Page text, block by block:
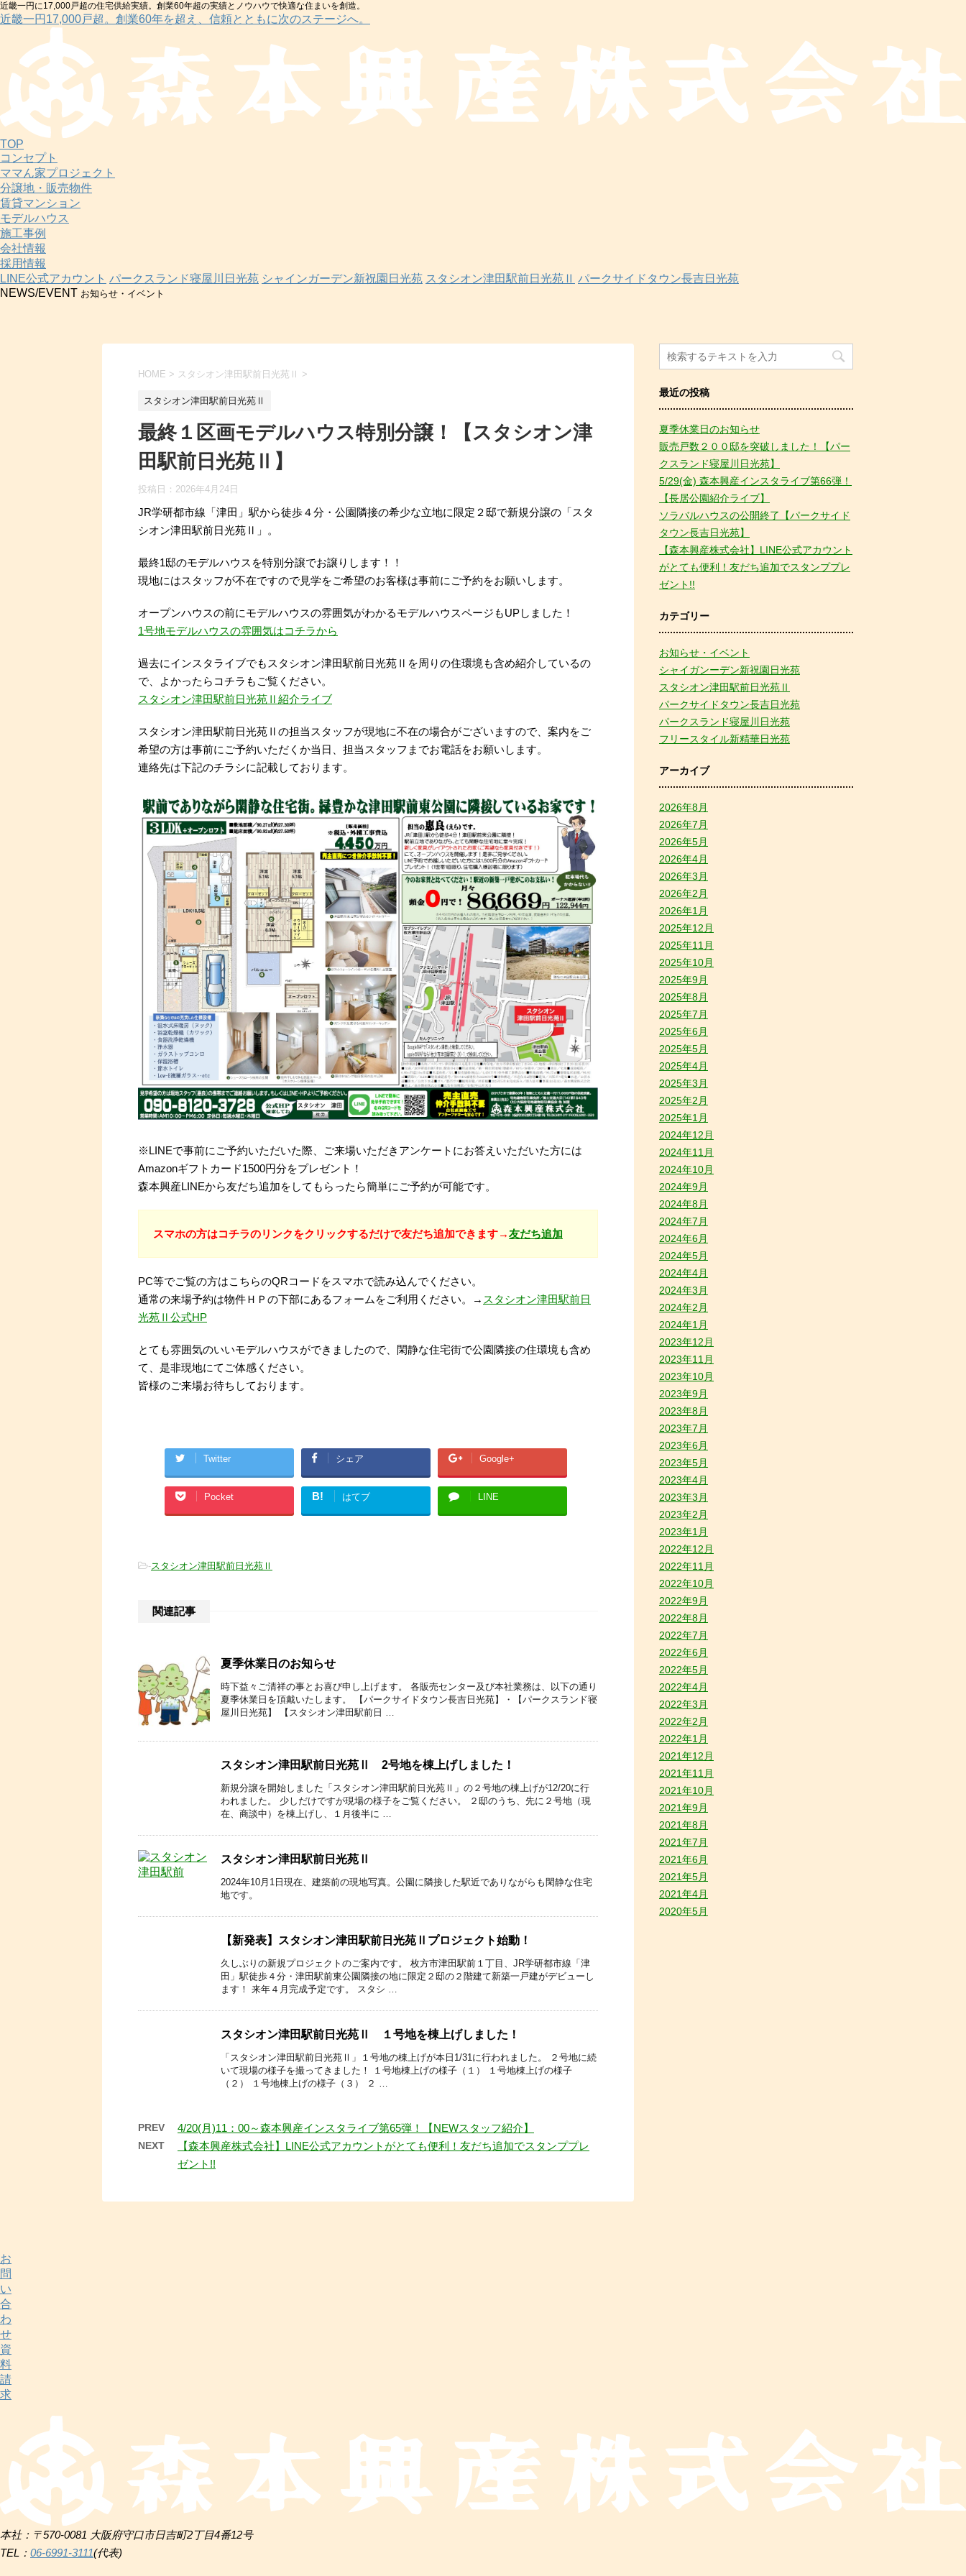
近畿一円に17,000戸超の住宅供給実績。創業60年超の実績とノウハウで快適な住まいを創造。
近畿一円17,000戸超。創業60年を超え、信頼とともに次のステージへ。
TOP
コンセプト
ママん家プロジェクト
分譲地・販売物件
賃貸マンション
モデルハウス
施工事例
会社情報
採用情報
LINE公式アカウント パークスランド寝屋川日光苑 シャインガーデン新祝園日光苑 スタシオン津田駅前日光苑Ⅱ パークサイドタウン長吉日光苑
NEWS/EVENT お知らせ・イベント
HOME > スタシオン津田駅前日光苑Ⅱ >
スタシオン津田駅前日光苑Ⅱ
最終１区画モデルハウス特別分譲！【スタシオン津
田駅前日光苑Ⅱ】
投稿日： 2026年4月24日
JR学研都市線「津田」駅から徒歩４分・公園隣接の希少な立地に限定２邸で新規分譲の「スタ
シオン津田駅前日光苑Ⅱ」。
最終1邸のモデルハウスを特別分譲でお譲りします！！
現地にはスタッフが不在ですので見学をご希望のお客様は事前にご予約をお願いします。
オープンハウスの前にモデルハウスの雰囲気がわかるモデルハウスページもUPしました！
1号地モデルハウスの雰囲気はコチラから
過去にインスタライブでもスタシオン津田駅前日光苑Ⅱを周りの住環境も含め紹介しているの
で、よかったらコチラもご覧ください。
スタシオン津田駅前日光苑Ⅱ紹介ライブ
スタシオン津田駅前日光苑Ⅱの担当スタッフが現地に不在の場合がございますので、案内をご
希望の方は事前にご予約いただくか当日、担当スタッフまでお電話をお願いします。
連絡先は下記のチラシに記載しております。
※LINEで事前にご予約いただいた際、ご来場いただきアンケートにお答えいただいた方には
Amazonギフトカード1500円分をプレゼント！
森本興産LINEから友だち追加をしてもらったら簡単にご予約が可能です。
スマホの方はコチラのリンクをクリックするだけで友だち追加できます→友だち追加
PC等でご覧の方はこちらのQRコードをスマホで読み込んでください。
通常の来場予約は物件ＨＰの下部にあるフォームをご利用ください。→ スタシオン津田駅前日
光苑Ⅱ公式HP
とても雰囲気のいいモデルハウスができましたので、閑静な住宅街で公園隣接の住環境も含め
て、是非現地にてご体感ください。
皆様のご来場お待ちしております。
Twitter シェア Google+
Pocket B! はてブ LINE
-スタシオン津田駅前日光苑Ⅱ
関連記事
夏季休業日のお知らせ
時下益々ご清祥の事とお喜び申し上げます。 各販売センター及び本社業務は、以下の通り
夏季休業日を頂戴いたします。 【パークサイドタウン長吉日光苑】・【パークスランド寝
屋川日光苑】 【スタシオン津田駅前日 …
スタシオン津田駅前日光苑Ⅱ 2号地を棟上げしました！
新規分譲を開始しました「スタシオン津田駅前日光苑Ⅱ」の２号地の棟上げが12/20に行
われました。 少しだけですが現場の様子をご覧ください。 ２邸のうち、先に２号地（現
在、商談中）を棟上げし、１月後半に …
スタシオン津田駅前日光苑Ⅱ
2024年10月1日現在、建築前の現地写真。公園に隣接した駅近でありながらも閑静な住宅
地です。
【新発表】スタシオン津田駅前日光苑Ⅱプロジェクト始動！
久しぶりの新規プロジェクトのご案内です。 枚方市津田駅前１丁目、JR学研都市線「津
田」駅徒歩４分・津田駅前東公園隣接の地に限定２邸の２階建て新築一戸建がデビューし
ます！ 来年４月完成予定です。 スタシ …
スタシオン津田駅前日光苑Ⅱ １号地を棟上げしました！
「スタシオン津田駅前日光苑Ⅱ」１号地の棟上げが本日1/31に行われました。 ２号地に続
いて現場の様子を撮ってきました！ １号地棟上げの様子（１） １号地棟上げの様子
（２） １号地棟上げの様子（３） ２ …
PREV 4/20(月)11：00～森本興産インスタライブ第65弾！【NEWスタッフ紹介】
NEXT
【森本興産株式会社】LINE公式アカウントがとても便利！友だち追加でスタンププレ
ゼント!!
最近の投稿
夏季休業日のお知らせ
販売戸数２００邸を突破しました！【パー
クスランド寝屋川日光苑】
5/29(金) 森本興産インスタライブ第66弾！
【長居公園紹介ライブ】
ソラバルハウスの公開終了【パークサイド
タウン長吉日光苑】
【森本興産株式会社】LINE公式アカウント
がとても便利！友だち追加でスタンププレ
ゼント!!
カテゴリー
お知らせ・イベント
シャイガンーデン新祝園日光苑
スタシオン津田駅前日光苑Ⅱ
パークサイドタウン長吉日光苑
パークスランド寝屋川日光苑
フリースタイル新精華日光苑
アーカイブ
2026年8月
2026年7月
2026年5月
2026年4月
2026年3月
2026年2月
2026年1月
2025年12月
2025年11月
2025年10月
2025年9月
2025年8月
2025年7月
2025年6月
2025年5月
2025年4月
2025年3月
2025年2月
2025年1月
2024年12月
2024年11月
2024年10月
2024年9月
2024年8月
2024年7月
2024年6月
2024年5月
2024年4月
2024年3月
2024年2月
2024年1月
2023年12月
2023年11月
2023年10月
2023年9月
2023年8月
2023年7月
2023年6月
2023年5月
2023年4月
2023年3月
2023年2月
2023年1月
2022年12月
2022年11月
2022年10月
2022年9月
2022年8月
2022年7月
2022年6月
2022年5月
2022年4月
2022年3月
2022年2月
2022年1月
2021年12月
2021年11月
2021年10月
2021年9月
2021年8月
2021年7月
2021年6月
2021年5月
2021年4月
2020年5月
お
問
い
合
わ
せ
資
料
請
求
本社：〒570-0081 大阪府守口市日吉町2丁目4番12号
TEL： 06-6991-3111(代表)